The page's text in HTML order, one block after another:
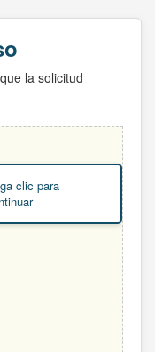
la solicitud
clic para